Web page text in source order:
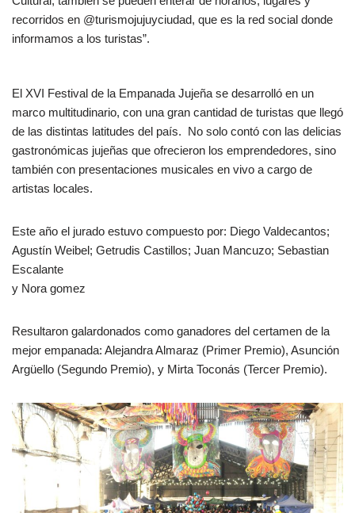
recorridos en @turismojujuyciudad, que es la red social donde
informamos a los turistas”.
El XVI Festival de la Empanada Jujeña se desarrolló en un
marco multitudinario, con una gran cantidad de turistas que llegó
de las distintas latitudes del país. No solo contó con las delicias
gastronómicas jujeñas que ofrecieron los emprendedores, sino
también con presentaciones musicales en vivo a cargo de
artistas locales.
Este año el jurado estuvo compuesto por: Diego Valdecantos;
Agustín Weibel; Getrudis Castillos; Juan Mancuzo; Sebastian
Escalante
y Nora gomez
Resultaron galardonados como ganadores del certamen de la
mejor empanada: Alejandra Almaraz (Primer Premio), Asunción
Argüello (Segundo Premio), y Mirta Toconás (Tercer Premio).